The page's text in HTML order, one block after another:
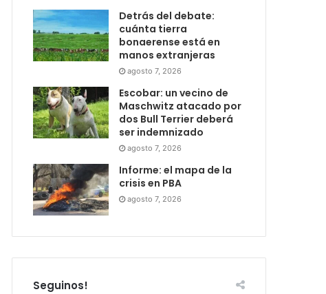
Detrás del debate:
cuánta tierra
bonaerense está en
manos extranjeras
agosto 7, 2026
Escobar: un vecino de
Maschwitz atacado por
dos Bull Terrier deberá
ser indemnizado
agosto 7, 2026
Informe: el mapa de la
crisis en PBA
agosto 7, 2026
Seguinos!